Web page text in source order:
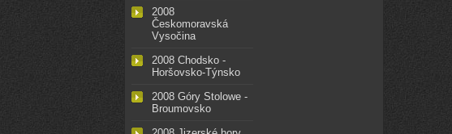
2008
Českomoravská
Vysočina
2008 Chodsko -
Horšovsko-Týnsko
2008 Góry Stolowe -
Broumovsko